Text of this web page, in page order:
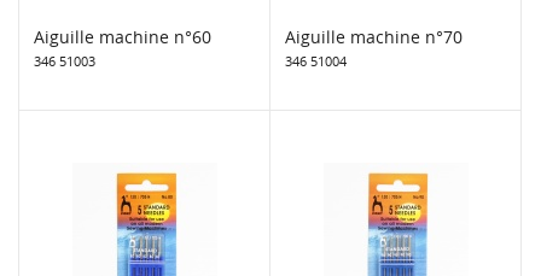
Aiguille machine n°60
346 51003
Aiguille machine n°70
346 51004